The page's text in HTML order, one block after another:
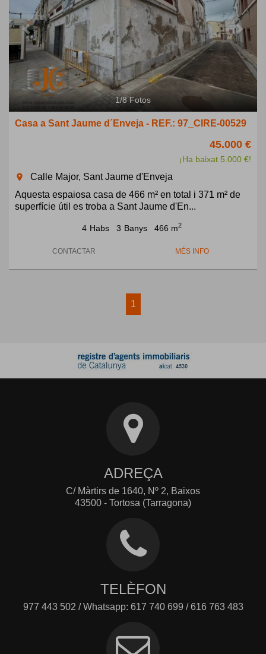
1/8Fotos
Casa a Sant Jaume d´Enveja - REF.: 97_CIRE-00529
45.000 €
¡Ha baixat 5.000 €!
room
Calle Major, Sant Jaume d'Enveja
Aquesta espaiosa casa de 466 m² en total i 371 m² de
superfície útil es troba a Sant Jaume d'En...
4 Habs 3 Banys 466 m2
CONTACTAR MÉS INFO
1
ADREÇA
C/ Màrtirs de 1640, Nº 2, Baixos
43500 - Tortosa (Tarragona)
TELÈFON
977 443 502 / Whatsapp: 617 740 699 / 616 763 483